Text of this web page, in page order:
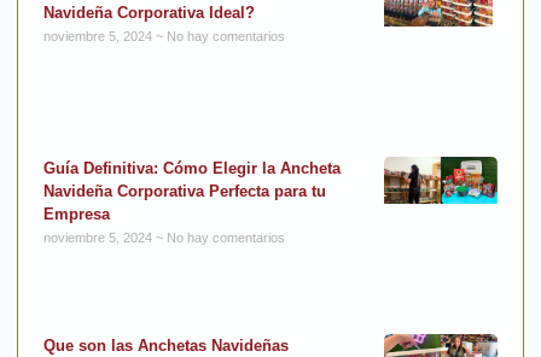
Navideña Corporativa Ideal?
noviembre 5, 2024 No hay comentarios
Guía Definitiva: Cómo Elegir la Ancheta
Navideña Corporativa Perfecta para tu
Empresa
noviembre 5, 2024 No hay comentarios
Que son las Anchetas Navideñas